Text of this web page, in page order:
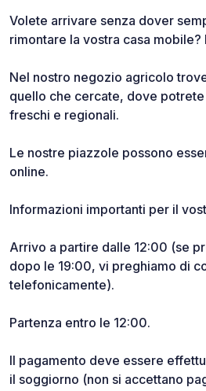
Volete arrivare senza dover
rimontare la vostra casa mobile?
Nel nostro negozio agricolo
quello che cercate, dove
freschi e regionali.
Le nostre piazzole possono
online.
Informazioni importanti per il
Arrivo a partire dalle 12:00 (se
dopo le 19:00, vi preghiamo di
telefonicamente).
Partenza entro le 12:00.
Il pagamento deve essere
il soggiorno (non si accettano